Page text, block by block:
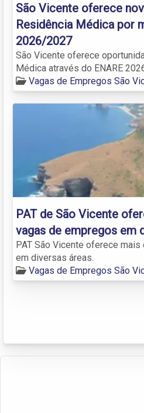
São Vicente oferece
Residência Médica por
2026/2027
São Vicente oferece
Médica através do ENARE
Vagas de Empregos São
PAT de São Vicente
vagas de empregos em
PAT São Vicente oferece
em diversas áreas.
Vagas de Empregos São